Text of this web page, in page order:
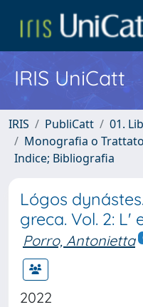
IRIS UniCatt
IRIS PubliCatt
01.
Monografia o
Indice; Bibliografia
Lógos
greca. Vol. 2: L'
Porro, Antonietta
2022